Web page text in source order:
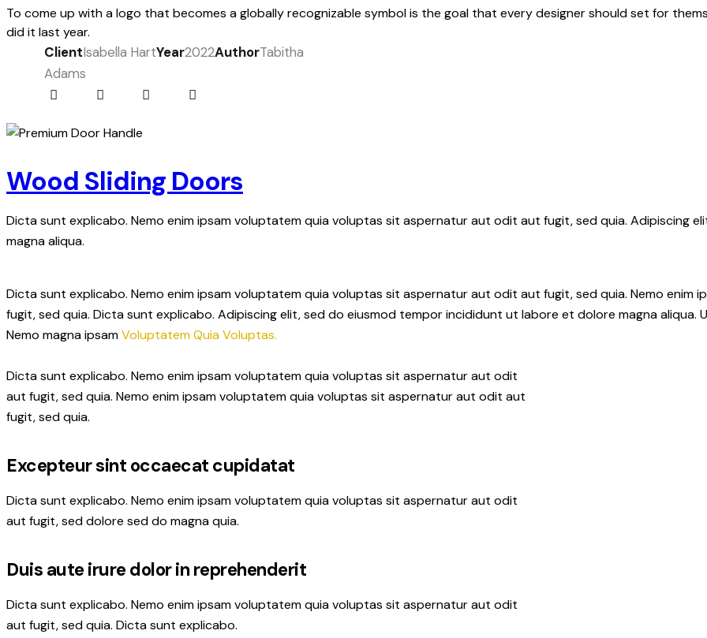
To come up with a logo that becomes a globally recognizable symbol is the goal that every designer should set for
did it last year.
ClientIsabella HartYear2022AuthorTabitha
Adams
Wood Sliding Doors
Dicta sunt explicabo. Nemo enim ipsam voluptatem quia voluptas sit aspernatur aut odit aut fugit, sed quia. Adipiscing
magna aliqua.
Dicta sunt explicabo. Nemo enim ipsam voluptatem quia voluptas sit aspernatur aut odit aut fugit, sed quia. Nemo
fugit, sed quia. Dicta sunt explicabo. Adipiscing elit, sed do eiusmod tempor incididunt ut labore et dolore magna aliqua.
Nemo magna ipsamVoluptatem Quia Voluptas.
Dicta sunt explicabo. Nemo enim ipsam voluptatem quia voluptas sit aspernatur aut odit
aut fugit, sed quia. Nemo enim ipsam voluptatem quia voluptas sit aspernatur aut odit aut
fugit, sed quia.
Excepteur sint occaecat cupidatat
Dicta sunt explicabo. Nemo enim ipsam voluptatem quia voluptas sit aspernatur aut odit
aut fugit, sed dolore sed do magna quia.
Duis aute irure dolor in reprehenderit
Dicta sunt explicabo. Nemo enim ipsam voluptatem quia voluptas sit aspernatur aut odit
aut fugit, sed quia. Dicta sunt explicabo.